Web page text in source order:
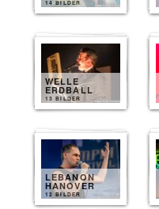
14 BILDER
WELLE
ERDBALL
13 BILDER
LEBANON
HANOVER
12 BILDER